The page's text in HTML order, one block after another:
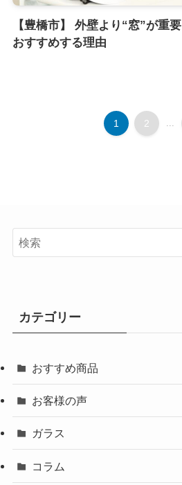
【豊橋市】 外壁より“窓”が重
おすすめする理由
1 2
カテゴリー
おすすめ商品
お客様の声
ガラス
コラム